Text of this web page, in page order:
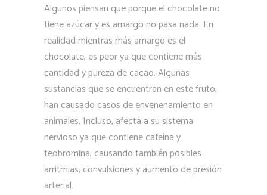
Algunos piensan que porque el chocolate no
tiene azúcar y es amargo no pasa nada. En
realidad mientras más amargo es el
chocolate, es peor ya que contiene más
cantidad y pureza de cacao. Algunas
sustancias que se encuentran en este fruto,
han causado casos de envenenamiento en
animales. Incluso, afecta a su sistema
nervioso ya que contiene cafeína y
teobromina, causando también posibles
arritmias, convulsiones y aumento de presión
arterial.